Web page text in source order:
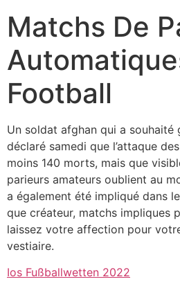
Matchs De
Football
Un soldat afghan qui a souhaité
déclaré samedi que l’attaque
moins 140 morts, mais que
parieurs amateurs oublient au
a également été impliqué dans
que créateur, matchs impliques
laissez votre affection pour
vestiaire.
Ios Fußballwetten 2022